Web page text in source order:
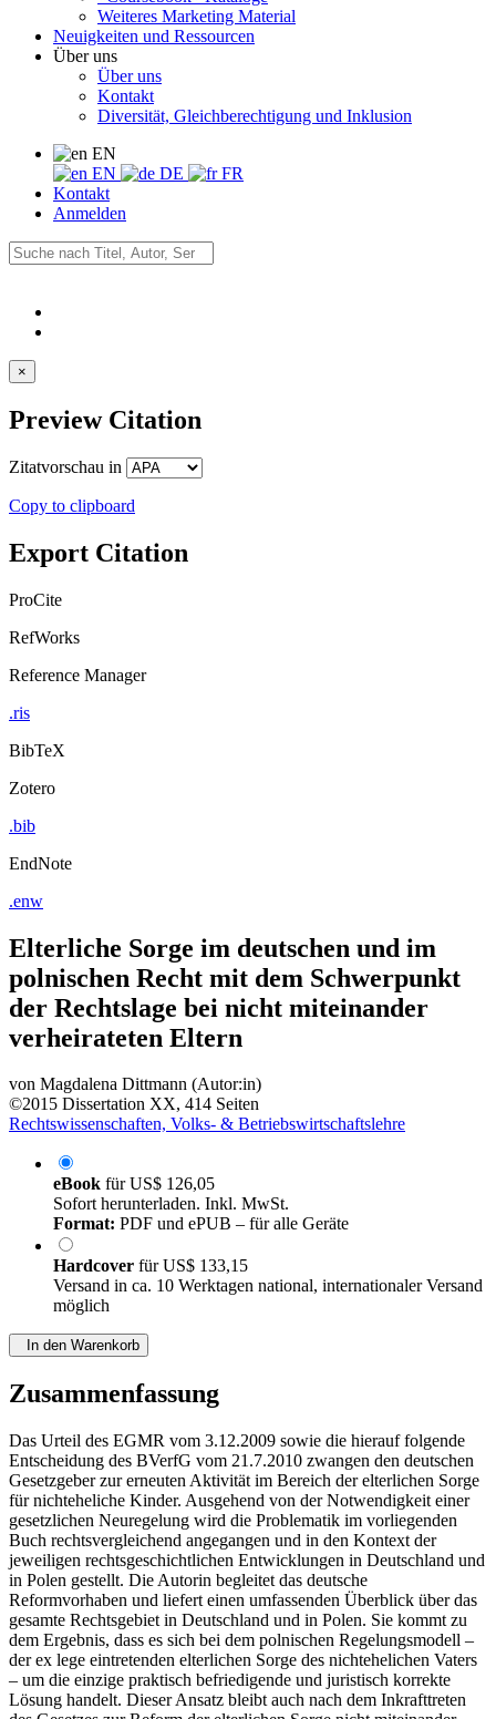
Weiteres Marketing Material
Neuigkeiten und Ressourcen
Über uns
Über uns
Kontakt
Diversität, Gleichberechtigung und Inklusion
EN
EN
DE
FR
Kontakt
Anmelden
×
Preview Citation
Zitatvorschau in
Copy to clipboard
Export Citation
ProCite
RefWorks
Reference Manager
.ris
BibTeX
Zotero
.bib
EndNote
.enw
Elterliche Sorge im deutschen und im
polnischen Recht mit dem Schwerpunkt
der Rechtslage bei nicht miteinander
verheirateten Eltern
vonMagdalena Dittmann (Autor:in)
Rechtswissenschaften, Volks- & Betriebswirtschaftslehre
eBookfürUS$ 126,05
Sofort herunterladen. Inkl. MwSt.
Format:PDF und ePUB – für alle Geräte
Hardcover
möglich
In den Warenkorb
Zusammenfassung
Das Urteil des EGMR vom 3.12.2009 sowie die hierauf folgende
Entscheidung des BVerfG vom 21.7.2010 zwangen den deutschen
Gesetzgeber zur erneuten Aktivität im Bereich der elterlichen Sorge
für nichteheliche Kinder. Ausgehend von der Notwendigkeit einer
gesetzlichen Neuregelung wird die Problematik im vorliegenden
Buch rechtsvergleichend angegangen und in den Kontext der
jeweiligen rechtsgeschichtlichen Entwicklungen in Deutschland und
in Polen gestellt. Die Autorin begleitet das deutsche
Reformvorhaben und liefert einen umfassenden Überblick über das
gesamte Rechtsgebiet in Deutschland und in Polen. Sie kommt zu
dem Ergebnis, dass es sich bei dem polnischen Regelungsmodell –
der ex lege eintretenden elterlichen Sorge des nichtehelichen Vaters